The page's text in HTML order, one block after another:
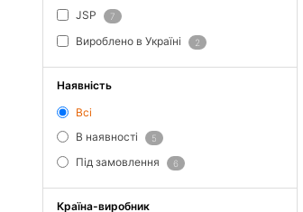
JSP 7
Вироблено в Україні 2
Наявність
Всі
В наявності
5
Під замовлення 6
Країна-виробник